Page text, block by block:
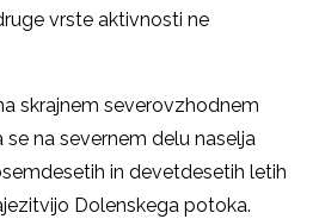
vrste aktivnosti ne
skrajnem severovzhodnem
se na severnem delu naselja
in devetdesetih letih
Dolenskega potoka.